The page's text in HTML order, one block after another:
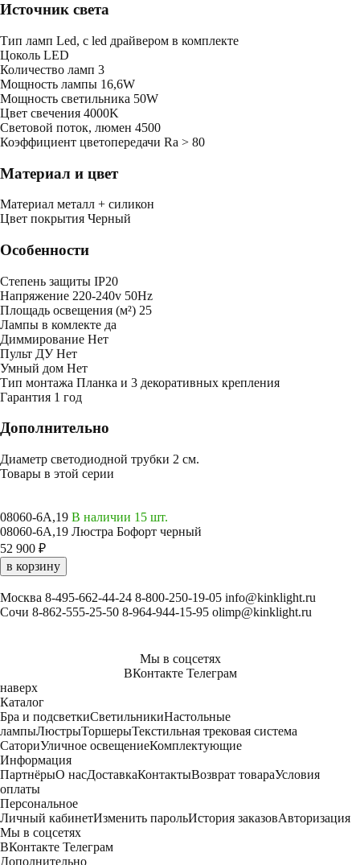
Источник света
Тип ламп Led, с led драйвером в комплекте
Цоколь LED
Количество ламп 3
Мощность лампы 16,6W
Мощность светильника 50W
Цвет свечения 4000K
Световой поток, люмен 4500
Коэффициент цветопередачи Ra > 80
Материал и цвет
Mатериал металл + силикон
Цвет покрытия Черный
Особенности
Степень защиты IP20
Напряжение 220-240v 50Hz
Площадь освещения (м²) 25
Лампы в комлекте да
Диммирование Нет
Пульт ДУНет
Умный дом Нет
Тип монтажа Планка и 3 декоративных крепления
Гарантия 1 год
Дополнительно
Диаметр светодиодной трубки 2 см.
Товары в этой серии
08060-6A,19 В наличии 15 шт.
08060-6A,19 Люстра Бофорт черный
52 900 ₽
в корзину
Москва 8-495-662-44-24 8-800-250-19-05 info@kinklight.ru
Сочи 8-862-555-25-50 8-964-944-15-95 olimp@kinklight.ru
Мы в соцсетях
ВКонтакте Телеграм
наверх
Каталог
Бра и подсветкиСветильникиНастольные
лампыЛюстрыТоршерыТекстильная трековая система
СаториУличное освещениеКомплектующие
Информация
ПартнёрыО насДоставкаКонтактыВозврат товараУсловия
оплаты
Персональное
Личный кабинетИзменить парольИстория заказовАвторизация
Мы в соцсетях
ВКонтакте Телеграм
Дополнительно